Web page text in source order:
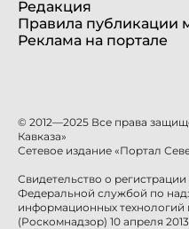
Редакция
Правила публикации
Реклама на портале
© 2012—2025 Все права
Кавказа»
Сетевое издание «Портал
Свидетельство о
Федеральной службой по
информационных
(Роскомнадзор) 10 апреля